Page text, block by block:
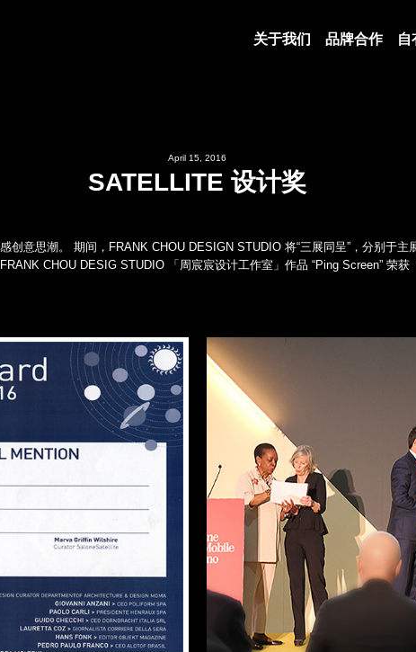
关于我们 品牌合作 自
April 15, 2016
SATELLITE 设计奖
意思潮。 期间，FRANK CHOU DESIGN STUDIO 将“三展同呈”，分别于
CHOU DESIG STUDIO 「周宸宸设计工作室」作品 “Ping Screen” 荣